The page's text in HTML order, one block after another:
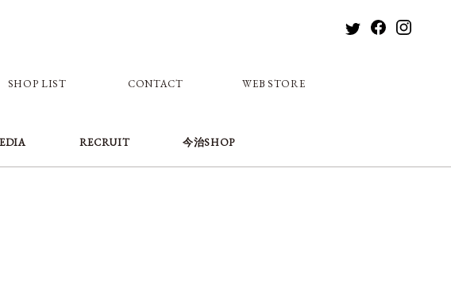
SHOP LIST CONTACT WEB STORE
RECRUIT 今治SHOP